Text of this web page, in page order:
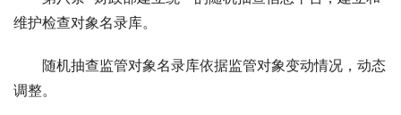
维护检查对象名录库。
随机抽查监管对象名录库依据监管对象变动情况，动态
调整。